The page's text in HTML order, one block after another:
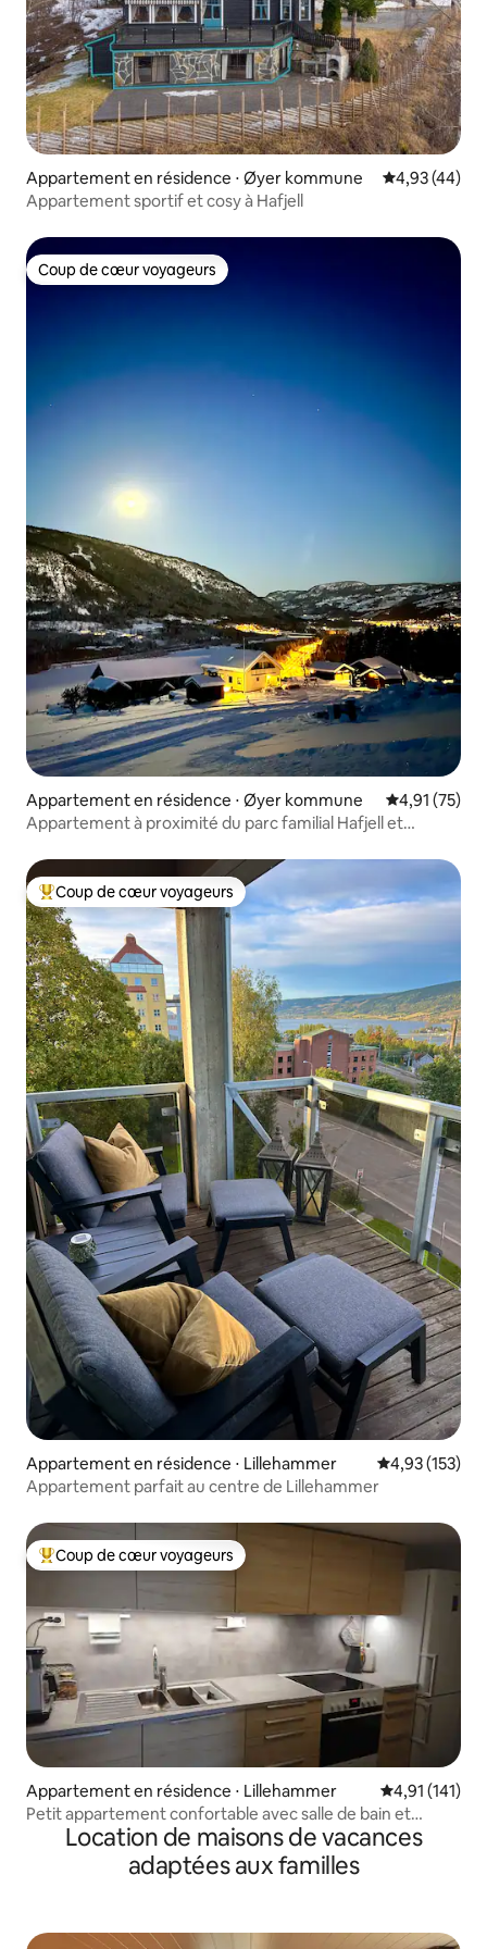
Appartement en résidence ⋅ Øyer kommune Évaluation
4,93 (44)
Appartement sportif et cosy à Hafjell
Coup de cœur voyageurs
Coup de cœur voyageurs
Appartement en résidence ⋅ Øyer kommune Évaluation
4,91 (75)
Appartement à proximité du parc familial Hafjell et
Coups de cœur voyageurs les plus appréciés
Coup de cœur voyageurs
Appartement en résidence ⋅ Lillehammer Évaluation
4,93 (153)
Appartement parfait au centre de Lillehammer
Coups de cœur voyageurs les plus appréciés
Coup de cœur voyageurs
Appartement en résidence ⋅ Lillehammer Évaluation
4,91 (141)
Petit appartement confortable avec salle de bain et
cuisine neuves
Location de maisons de vacances
adaptées aux familles